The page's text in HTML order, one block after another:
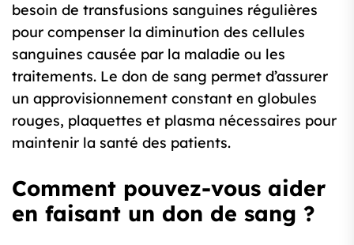
besoin de transfusions sanguines régulières
pour compenser la diminution des cellules
sanguines causée par la maladie ou les
traitements. Le don de sang permet d’assurer
un approvisionnement constant en globules
rouges, plaquettes et plasma nécessaires pour
maintenir la santé des patients.
Comment pouvez-vous aider
en faisant un don de sang ?